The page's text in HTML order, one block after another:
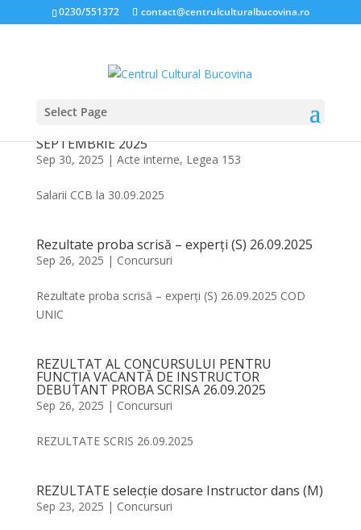
0230/551372 contact@centrulculturalbucovina.ro
Select Page
NIVELUL SALARIILOR ÎN CADRUL CENTRULUI
SEPTEMBRIE 2025
Sep 30, 2025 | Acte interne, Legea 153
Salarii CCB la 30.09.2025
Rezultate proba scrisă – experți (S) 26.09.2025
Sep 26, 2025 | Concursuri
Rezultate proba scrisă – experți (S) 26.09.2025 COD
UNIC
REZULTAT AL CONCURSULUI PENTRU
FUNCȚIA VACANTĂ DE INSTRUCTOR
DEBUTANT PROBA SCRISA 26.09.2025
Sep 26, 2025 | Concursuri
REZULTATE SCRIS 26.09.2025
REZULTATE selecție dosare Instructor dans (M)
Sep 23, 2025 | Concursuri